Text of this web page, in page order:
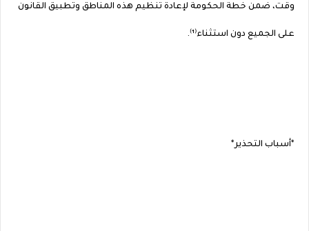
وقت، ضمن خطة الحكومة لإعادة تنظيم هذه المناطق وتطبيق القانون
على الجميع دون استثناء⁽¹⁾.
*أسباب التحذير*